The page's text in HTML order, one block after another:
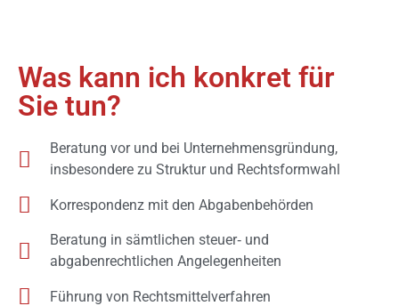
Was kann ich konkret für
Sie tun?
Beratung vor und bei Unternehmensgründung,
insbesondere zu Struktur und Rechtsformwahl
Korrespondenz mit den Abgabenbehörden
Beratung in sämtlichen steuer‐ und
abgabenrechtlichen Angelegenheiten
Führung von Rechtsmittelverfahren